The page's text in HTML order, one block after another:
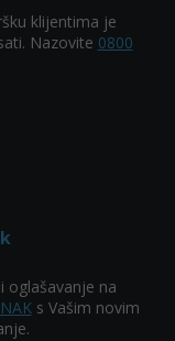
klijentima je
Nazovite 0800
oglašavanje na
s Vašim novim